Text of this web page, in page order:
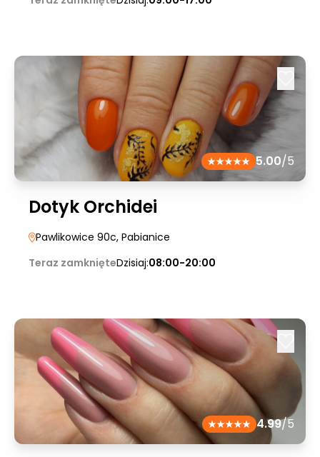
5.00/5
Dotyk Orchidei
Pawlikowice 90c, Pabianice
Teraz zamknięteDzisiaj:08:00-20:00
4.99/5